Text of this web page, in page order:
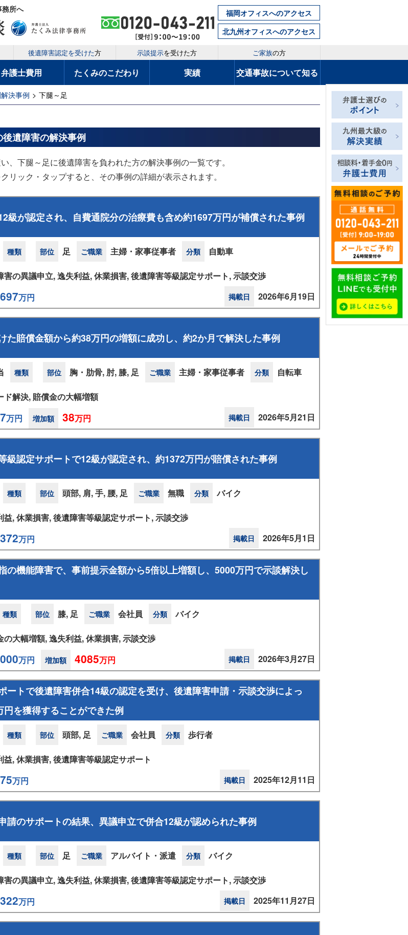
務所へ
福岡オフィスへのアクセス
北九州オフィスへのアクセス
後遺障害認定を受けた方 示談提示を受けた方 ご家族の方
弁護士費用 たくみのこだわり 実績 交通事故について知る
決事例 > 下腿～足
遺障害の解決事例
、下腿～足に後遺障害を負われた方の解決事例の一覧です。
リック・タップすると、その事例の詳細が表示されます。
級が認定され、自費通院分の治療費も含め約1697万円が補償された事例
種類 部位 足 ご職業 主婦・家事従事者 分類 自動車
害の異議申立, 逸失利益, 休業損害, 後遺障害等級認定サポート, 示談交渉
万円 2026年6月19日
掲載日
た賠償金額から約38万円の増額に成功し、約2か月で解決した事例
種類 部位 胸・肋骨, 肘, 膝, 足 ご職業 主婦・家事従事者 分類 自転車
ド解決, 賠償金の大幅増額
万円 増加額 38万円 2026年5月21日
掲載日
級認定サポートで12級が認定され、約1372万円が賠償された事例
種類 部位 頭部, 肩, 手, 腰, 足 ご職業 無職 分類 バイク
益, 休業損害, 後遺障害等級認定サポート, 示談交渉
万円 2026年5月1日
掲載日
の機能障害で、事前提示金額から5倍以上増額し、5000万円で示談解決し
種類 部位 膝, 足 ご職業 会社員 分類 バイク
の大幅増額, 逸失利益, 休業損害, 示談交渉
万円 増加額 4085万円 2026年3月27日
掲載日
ートで後遺障害併合14級の認定を受け、後遺障害申請・示談交渉によっ
円を獲得することができた例
種類 部位 頭部, 足 ご職業 会社員 分類 歩行者
益, 休業損害, 後遺障害等級認定サポート
万円 2025年12月11日
掲載日
請のサポートの結果、異議申立で併合12級が認められた事例
種類 部位 足 ご職業 アルバイト・派遣 分類 バイク
害の異議申立, 逸失利益, 休業損害, 後遺障害等級認定サポート, 示談交渉
万円 2025年11月27日
掲載日